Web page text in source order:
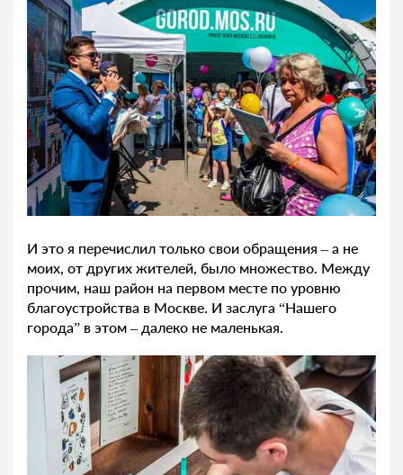
И это я перечислил только свои обращения – а не
моих, от других жителей, было множество. Между
прочим, наш район на первом месте по уровню
благоустройства в Москве. И заслуга “Нашего
города” в этом – далеко не маленькая.